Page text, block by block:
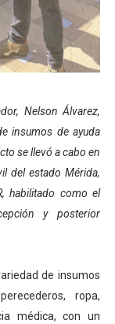
Llano con la
Nelson Álvarez,
insumos de ayuda
se llevó a cabo en
del estado Mérida,
habilitado como el
y posterior
de insumos
ropa,
médica, con un